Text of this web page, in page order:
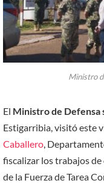
Ministro
El Ministro de Defensa
Estigarribia, visitó este
Caballero ,
fiscalizar los trabajos
de la Fuerza de Tarea